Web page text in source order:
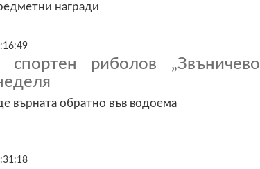
награди
спортен риболов „Звъничево
върната обратно във водоема